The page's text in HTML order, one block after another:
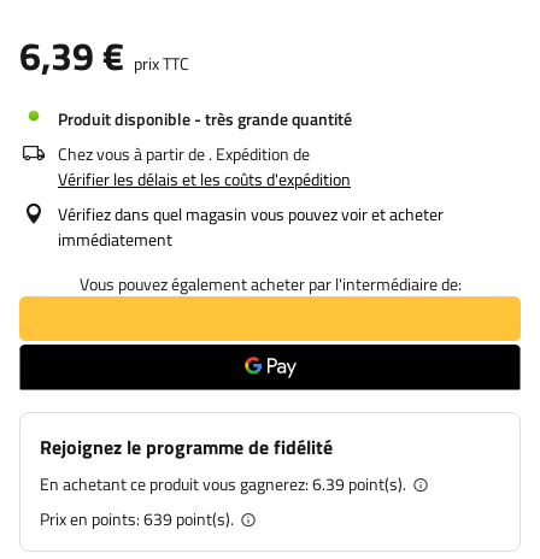
6,39 € prix TTC
Produit disponible - très grande quantité
Chez vous à partir de. Expédition de
Vérifier les délais et les coûts d'expédition
Vérifiez dans quel magasin vous pouvez voir et acheter
immédiatement
Vous pouvez également acheter par l'intermédiaire de:
Rejoignez le programme de fidélité
En achetant ce produit vous gagnerez:6.39 point(s).
Prix en points:639point(s).